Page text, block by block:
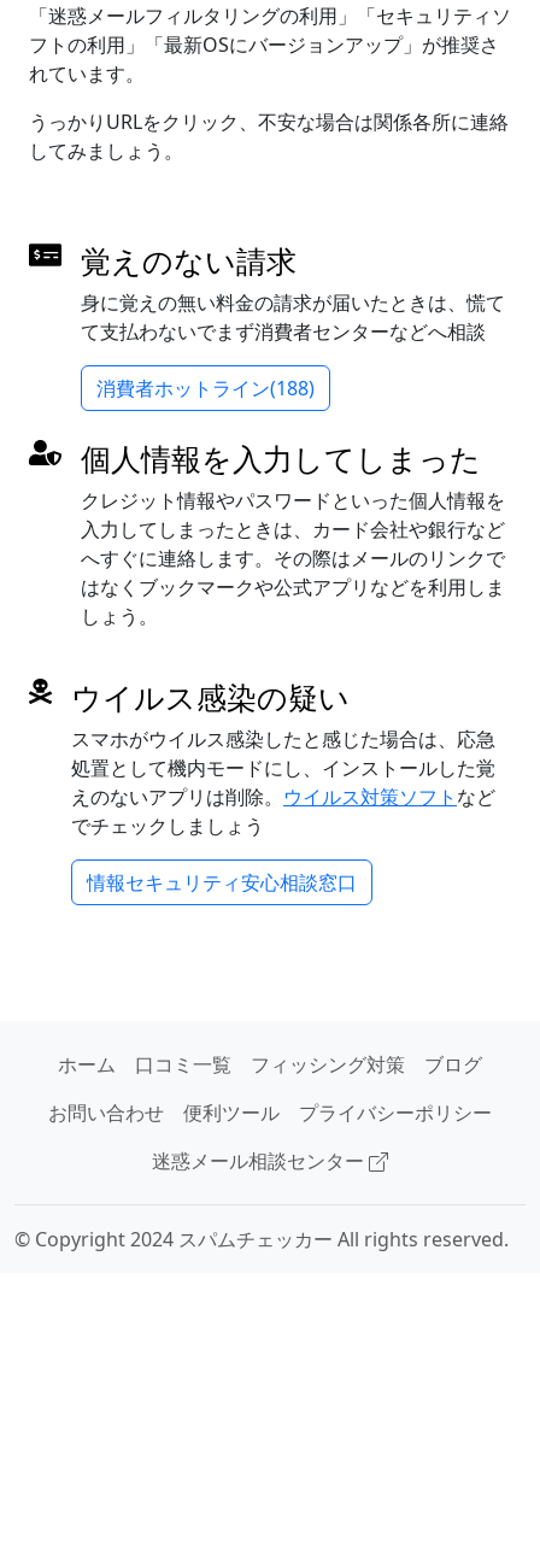
「迷惑メールフィルタリングの利用」「セキュリティソ
フトの利用」「最新OSにバージョンアップ」が推奨さ
れています。
うっかりURLをクリック、不安な場合は関係各所に連絡
してみましょう。
覚えのない請求
身に覚えの無い料金の請求が届いたときは、慌て
て支払わないでまず消費者センターなどへ相談
消費者ホットライン(188)
個人情報を入力してしまった
クレジット情報やパスワードといった個人情報を
入力してしまったときは、カード会社や銀行など
へすぐに連絡します。その際はメールのリンクで
はなくブックマークや公式アプリなどを利用しま
しょう。
ウイルス感染の疑い
スマホがウイルス感染したと感じた場合は、応急
処置として機内モードにし、インストールした覚
えのないアプリは削除。 ウイルス対策ソフト など
でチェックしましょう
情報セキュリティ安心相談窓口
ホーム 口コミ一覧 フィッシング対策
ブログ
お問い合わせ
便利ツール
プライバシーポリシー
迷惑メール相談センター
© Copyright 2024 スパムチェッカー All rights reserved.